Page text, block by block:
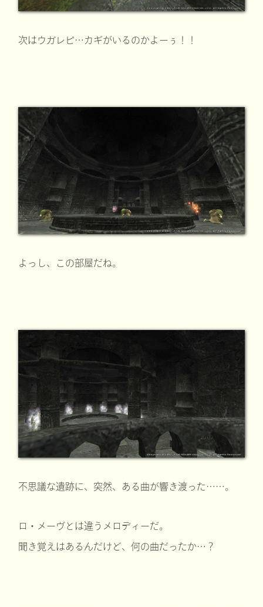
次はウガレピ…カギがいるのかよーぅ！！
よっし、この部屋だね。
不思議な遺跡に、突然、ある曲が響き渡った……。
ロ・メーヴとは違うメロディーだ。
聞き覚えはあるんだけど、何の曲だったか…？